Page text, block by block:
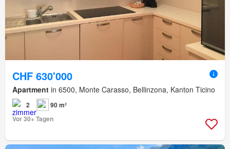
CHF 630'000
Apartment in 6500, Monte Carasso, Bellinzona, Kanton Ticino
2
90 m²
Vor 30+ Tagen